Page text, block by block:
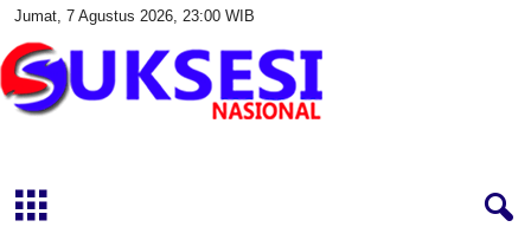
Jumat, 7 Agustus 2026, 23:00 WIB